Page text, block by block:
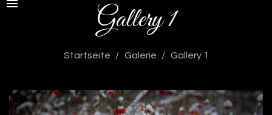
Gallery 1
Startseite Galerie Gallery 1